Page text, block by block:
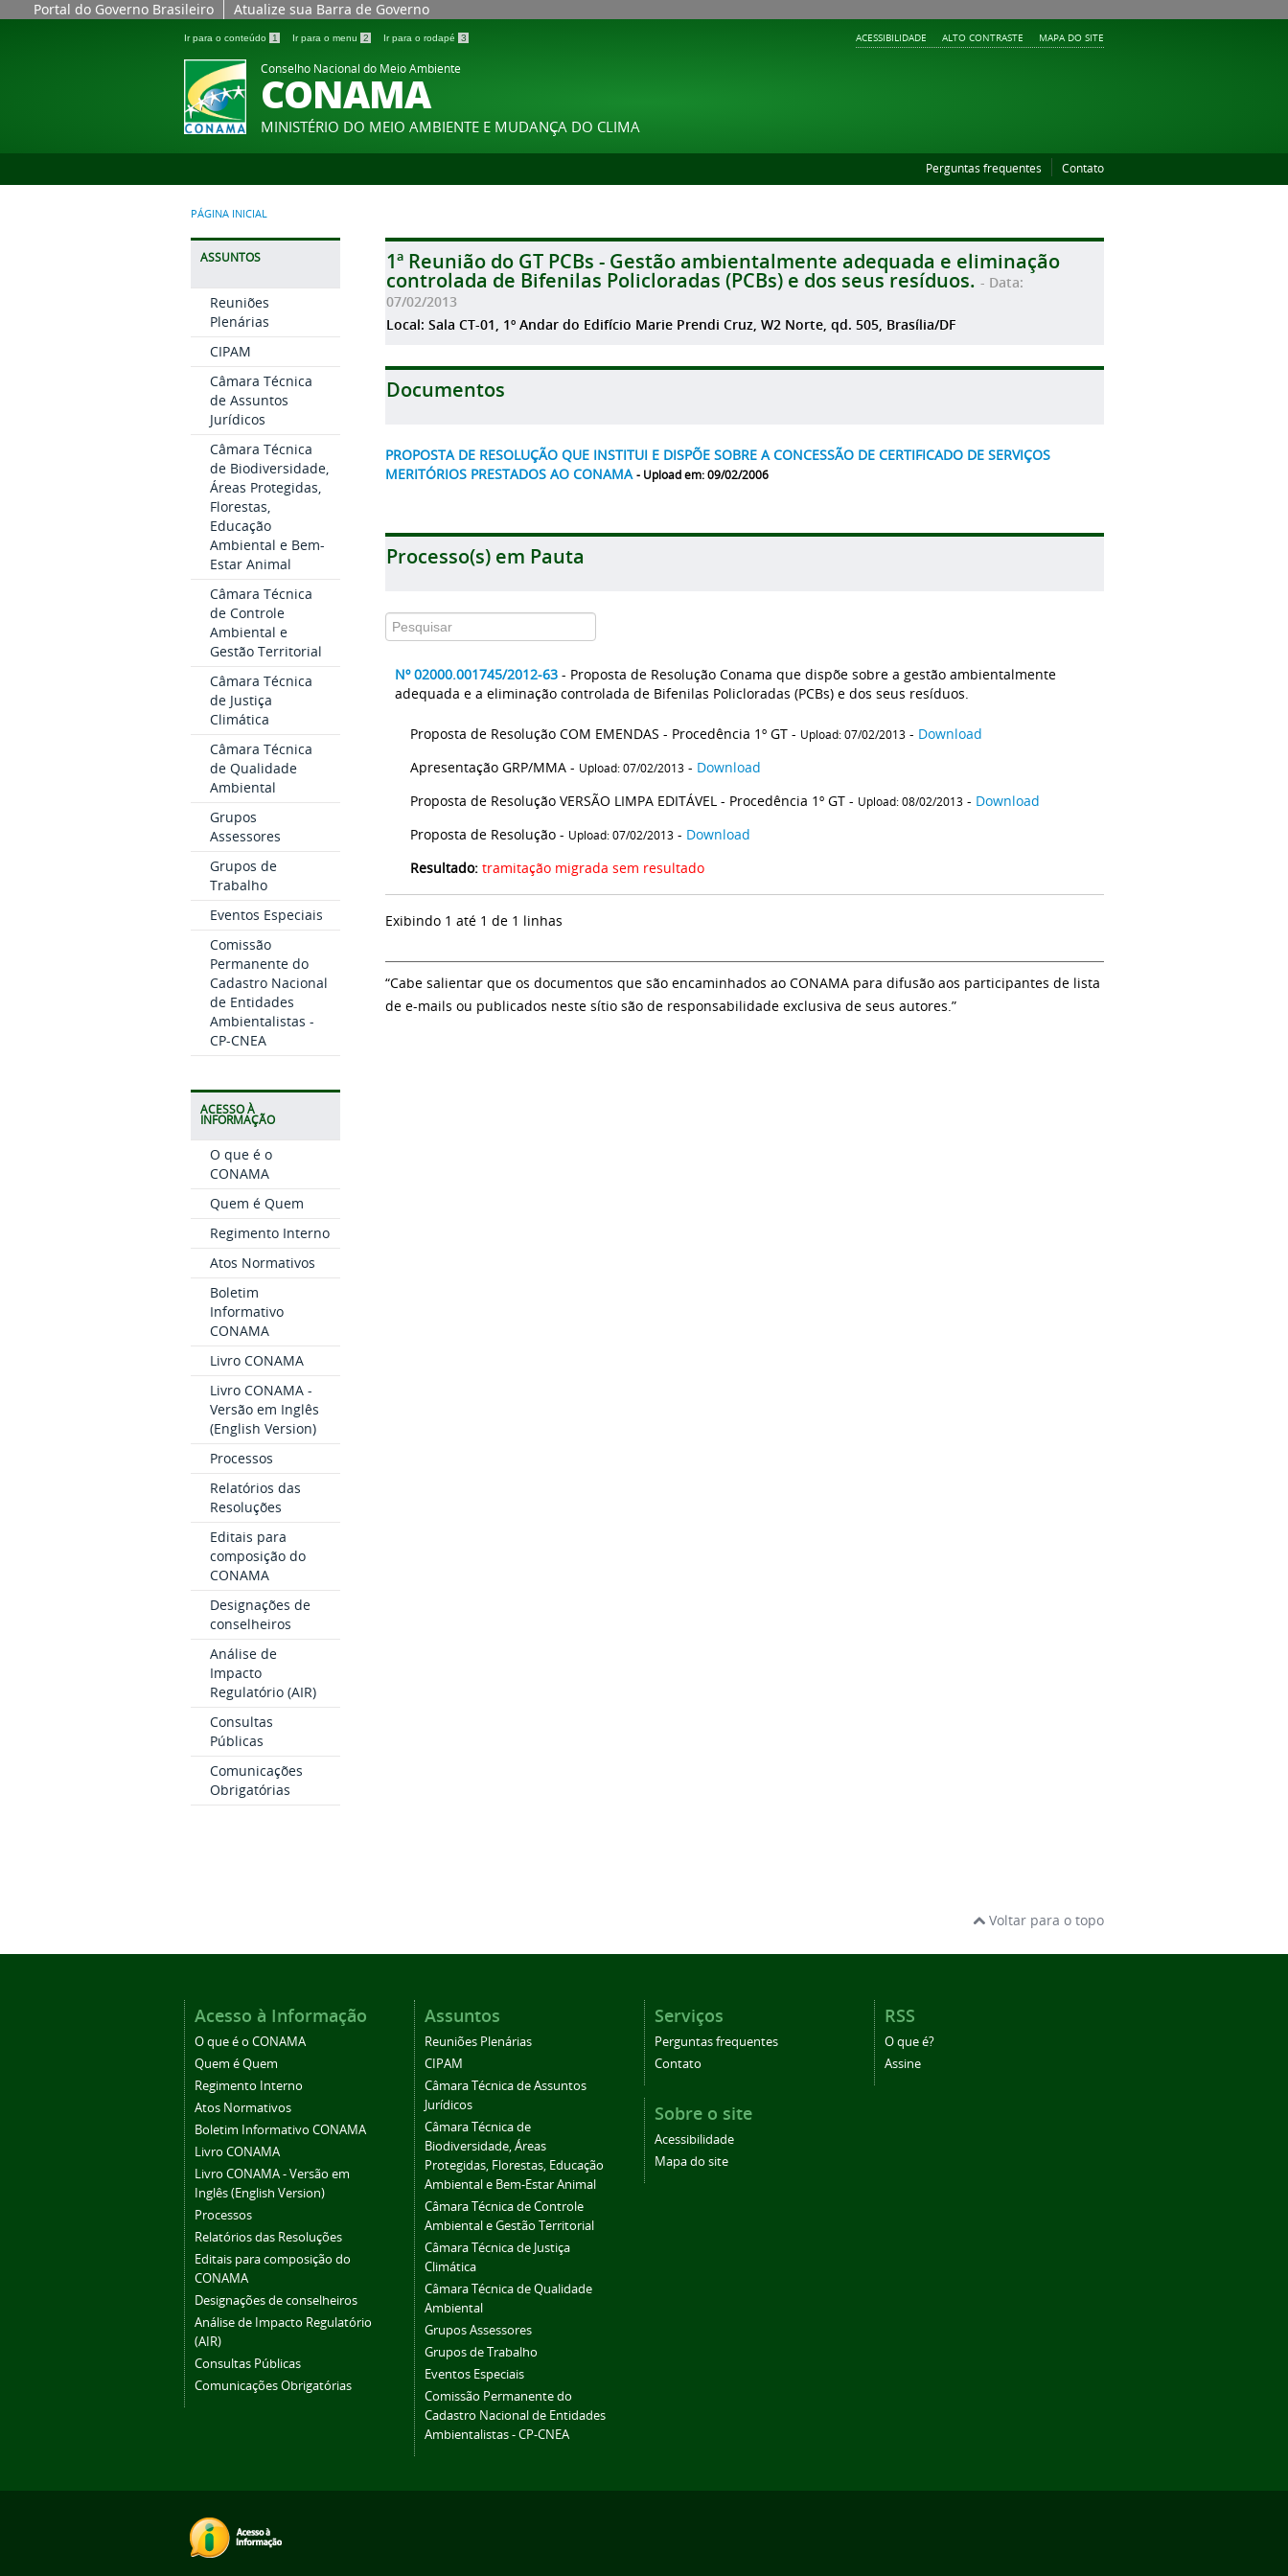
Portal do Governo Brasileiro Atualize sua Barra de Governo
Ir para o conteúdo 1 Ir para o menu 2 Ir para o rodapé 3 ACESSIBILIDADE ALTO CONTRASTE MAPA DO SITE
Conselho Nacional do Meio Ambiente
CONAMA
MINISTÉRIO DO MEIO AMBIENTE E MUDANÇA DO CLIMA
Perguntas frequentes Contato
PÁGINA INICIAL
ASSUNTOS
Reuniões
Plenárias
CIPAM
Câmara Técnica
de Assuntos
Jurídicos
Câmara Técnica
de Biodiversidade,
Áreas Protegidas,
Florestas,
Educação
Ambiental e Bem-
Estar Animal
Câmara Técnica
de Controle
Ambiental e
Gestão Territorial
Câmara Técnica
de Justiça
Climática
Câmara Técnica
de Qualidade
Ambiental
Grupos
Assessores
Grupos de
Trabalho
Eventos Especiais
Comissão
Permanente do
Cadastro Nacional
de Entidades
Ambientalistas -
CP-CNEA
ACESSO À
INFORMAÇÃO
O que é o
CONAMA
Quem é Quem
Regimento Interno
Atos Normativos
Boletim
Informativo
CONAMA
Livro CONAMA
Livro CONAMA -
Versão em Inglês
(English Version)
Processos
Relatórios das
Resoluções
Editais para
composição do
CONAMA
Designações de
conselheiros
Análise de
Impacto
Regulatório (AIR)
Consultas
Públicas
Comunicações
Obrigatórias
1ª Reunião do GT PCBs - Gestão ambientalmente adequada e eliminação
controlada de Bifenilas Policloradas (PCBs) e dos seus resíduos. - Data:
07/02/2013
Local: Sala CT-01, 1º Andar do Edifício Marie Prendi Cruz, W2 Norte, qd. 505, Brasília/DF
Documentos
PROPOSTA DE RESOLUÇÃO QUE INSTITUI E DISPÕE SOBRE A CONCESSÃO DE CERTIFICADO DE SERVIÇOS
MERITÓRIOS PRESTADOS AO CONAMA - Upload em: 09/02/2006
Processo(s) em Pauta
Nº 02000.001745/2012-63 - Proposta de Resolução Conama que dispõe sobre a gestão ambientalmente
adequada e a eliminação controlada de Bifenilas Policloradas (PCBs) e dos seus resíduos.
Proposta de Resolução COM EMENDAS - Procedência 1º GT - Upload: 07/02/2013 - Download
Apresentação GRP/MMA - Upload: 07/02/2013 - Download
Proposta de Resolução VERSÃO LIMPA EDITÁVEL - Procedência 1º GT - Upload: 08/02/2013 - Download
Proposta de Resolução - Upload: 07/02/2013 - Download
Resultado: tramitação migrada sem resultado
Exibindo 1 até 1 de 1 linhas
“Cabe salientar que os documentos que são encaminhados ao CONAMA para difusão aos participantes de lista
de e-mails ou publicados neste sítio são de responsabilidade exclusiva de seus autores.”
Voltar para o topo
Acesso à Informação
O que é o CONAMA
Quem é Quem
Regimento Interno
Atos Normativos
Boletim Informativo CONAMA
Livro CONAMA
Livro CONAMA - Versão em
Inglês (English Version)
Processos
Relatórios das Resoluções
Editais para composição do
CONAMA
Designações de conselheiros
Análise de Impacto Regulatório
(AIR)
Consultas Públicas
Comunicações Obrigatórias
Assuntos
Reuniões Plenárias
CIPAM
Câmara Técnica de Assuntos
Jurídicos
Câmara Técnica de
Biodiversidade, Áreas
Protegidas, Florestas, Educação
Ambiental e Bem-Estar Animal
Câmara Técnica de Controle
Ambiental e Gestão Territorial
Câmara Técnica de Justiça
Climática
Câmara Técnica de Qualidade
Ambiental
Grupos Assessores
Grupos de Trabalho
Eventos Especiais
Comissão Permanente do
Cadastro Nacional de Entidades
Ambientalistas - CP-CNEA
Serviços
Perguntas frequentes
Contato
RSS
O que é?
Assine
Sobre o site
Acessibilidade
Mapa do site